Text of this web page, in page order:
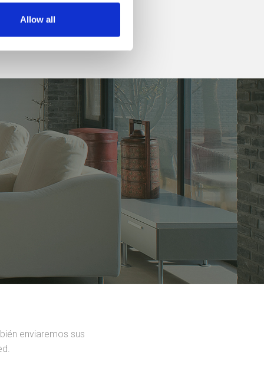
Allow all
enviaremos sus